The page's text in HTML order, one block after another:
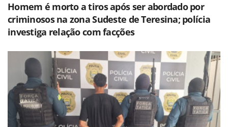
Homem é morto a tiros após ser abordado por
criminosos na zona Sudeste de Teresina; polícia
investiga relação com facções